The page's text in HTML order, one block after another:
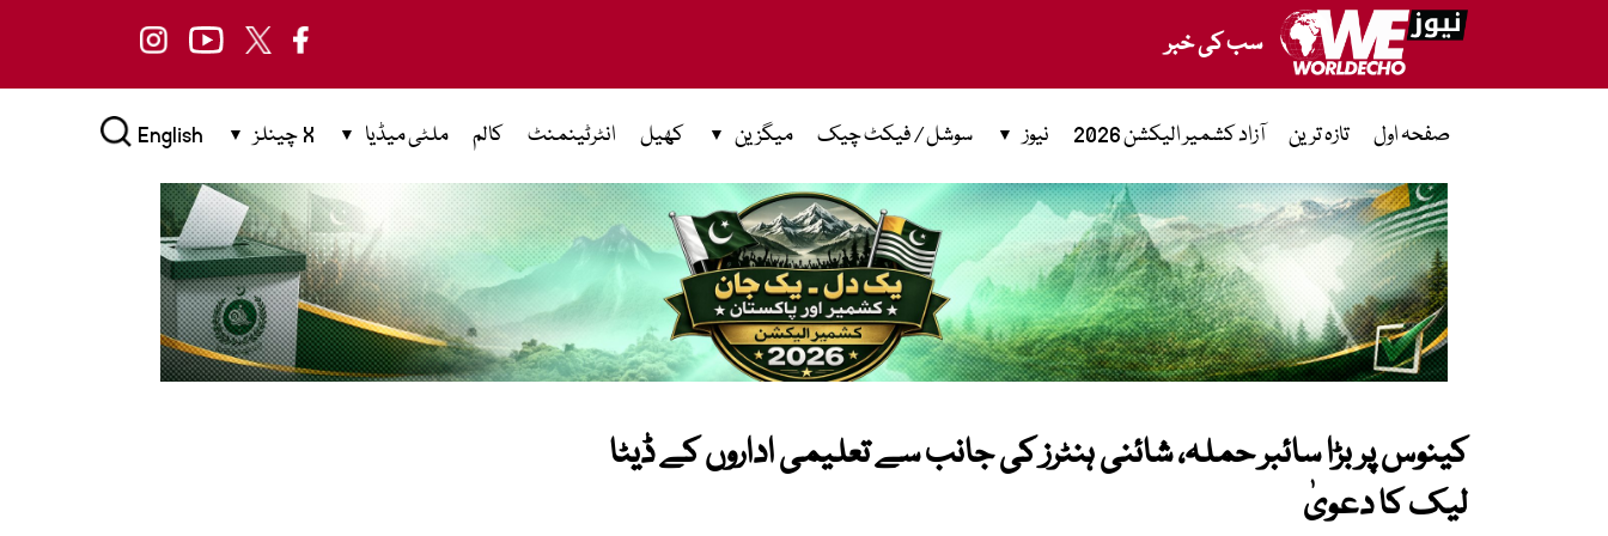
سب کی خبر
صفحہ اول تازہ ترین آزاد کشمیر الیکشن 2026 نیوز سوشل / فیکٹ چیک میگزین کھیل انٹرٹینمنٹ کالم ملٹی میڈیا X چینلز English
کینوس پر بڑا سائبر حملہ، شائنی ہنٹرز کی جانب سے تعلیمی اداروں کے ڈیٹا
لیک کا دعویٰ